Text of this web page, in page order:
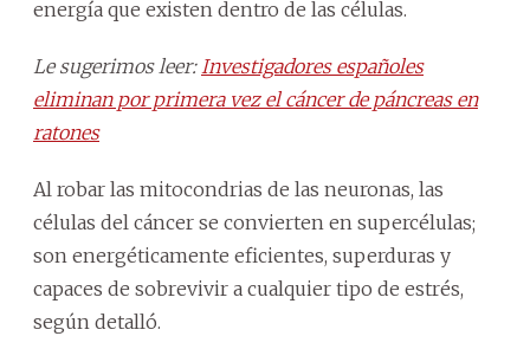
energía que existen dentro de las células.
Le sugerimos leer: Investigadores españoles
eliminan por primera vez el cáncer de páncreas en
ratones
Al robar las mitocondrias de las neuronas, las
células del cáncer se convierten en supercélulas;
son energéticamente eficientes, superduras y
capaces de sobrevivir a cualquier tipo de estrés,
según detalló.